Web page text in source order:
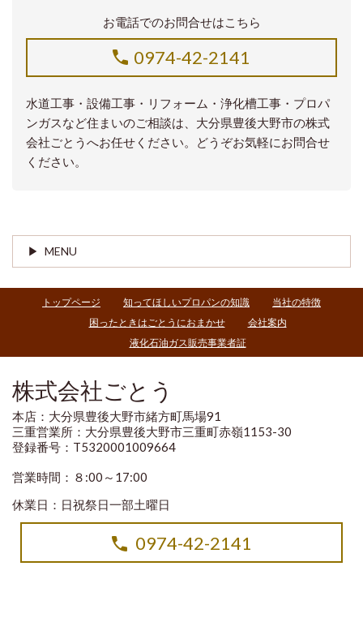
お電話でのお問合せはこちら
0974-42-2141
水道工事・設備工事・リフォーム・浄化槽工事・プロパ
ンガスなど住まいのご相談は、大分県豊後大野市の株式
会社ごとうへお任せください。どうぞお気軽にお問合せ
ください。
MENU
トップページ 知ってほしいプロパンの知識
当社の特徴
困ったときはごとうにおまかせ
会社案内
液化石油ガス販売事業者証
株式会社ごとう
本店：大分県豊後大野市緒方町馬場91
三重営業所：大分県豊後大野市三重町赤嶺1153-30
登録番号：T5320001009664
営業時間：８:00～17:00
休業日：日祝祭日一部土曜日
0974-42-2141